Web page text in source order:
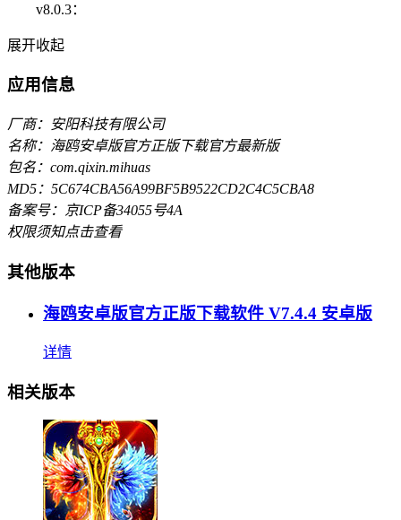
v8.0.3：
展开收起
应用信息
厂商：安阳科技有限公司
名称：海鸥安卓版官方正版下载官方最新版
包名：com.qixin.mihuas
MD5：5C674CBA56A99BF5B9522CD2C4C5CBA8
备案号：京ICP备34055号4A
权限须知点击查看
其他版本
海鸥安卓版官方正版下载软件 V7.4.4 安卓版
详情
相关版本